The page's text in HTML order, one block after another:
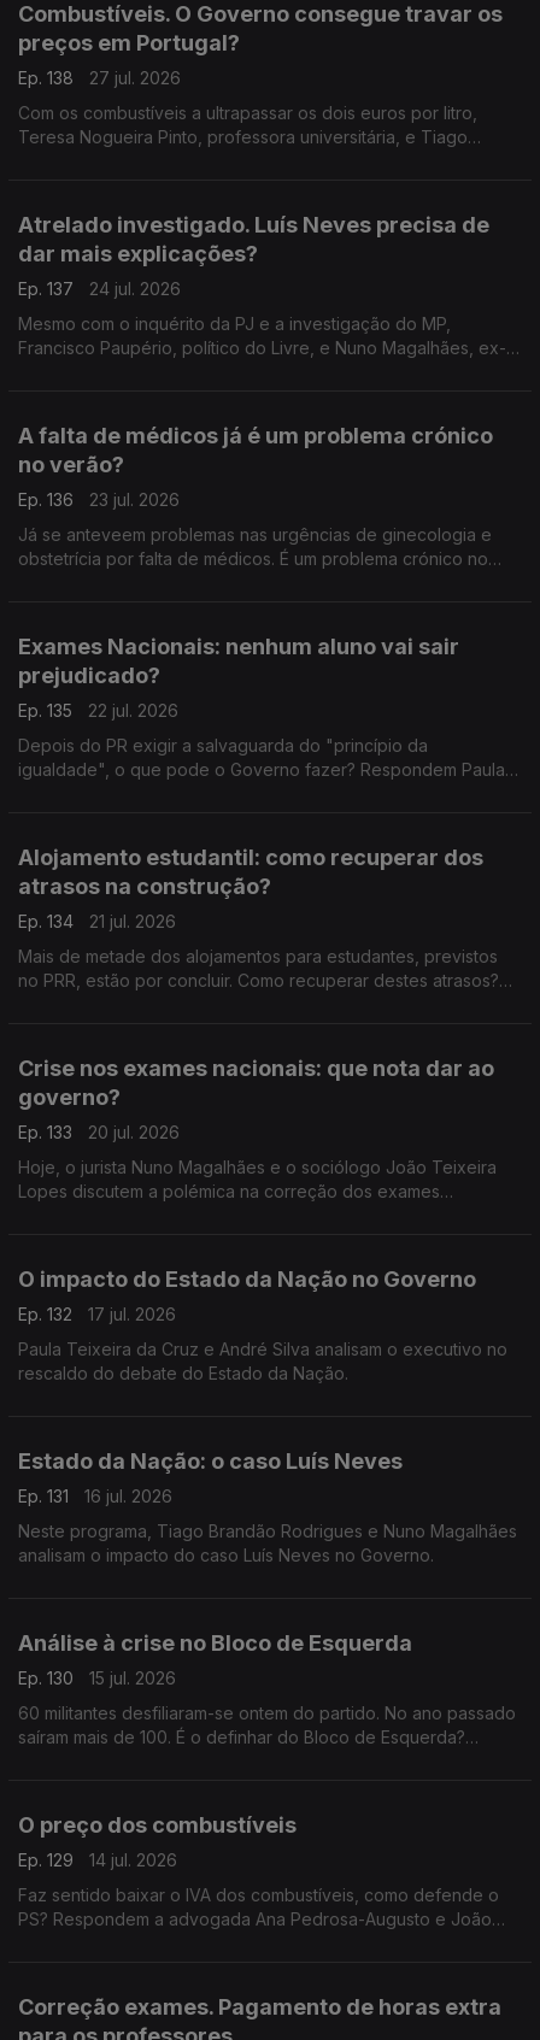
Combustíveis. O Governo consegue travar os
preços em Portugal?
Ep. 138
27 jul. 2026
Com os combustíveis a ultrapassar os dois euros por litro,
Teresa Nogueira Pinto, professora universitária, e Tiago
Atrelado investigado. Luís Neves precisa de
dar mais explicações?
Ep. 137
24 jul. 2026
Mesmo com o inquérito da PJ e a investigação do MP,
Francisco Paupério, político do Livre, e Nuno Magalhães, ex-
A falta de médicos já é um problema crónico
no verão?
Ep. 136
23 jul. 2026
Já se anteveem problemas nas urgências de ginecologia e
obstetrícia por falta de médicos. É um problema crónico no
Exames Nacionais: nenhum aluno vai sair
prejudicado?
Ep. 135
22 jul. 2026
Depois do PR exigir a salvaguarda do "princípio da
igualdade", o que pode o Governo fazer? Respondem Paula
Alojamento estudantil: como recuperar dos
atrasos na construção?
Ep. 134
21 jul. 2026
Mais de metade dos alojamentos para estudantes, previstos
no PRR, estão por concluir. Como recuperar destes atrasos?
Crise nos exames nacionais: que nota dar ao
governo?
Ep. 133
20 jul. 2026
Hoje, o jurista Nuno Magalhães e o sociólogo João Teixeira
Lopes discutem a polémica na correção dos exames
O impacto do Estado da Nação no Governo
Ep. 132
17 jul. 2026
Paula Teixeira da Cruz e André Silva analisam o executivo no
rescaldo do debate do Estado da Nação.
Estado da Nação: o caso Luís Neves
Ep. 131
16 jul. 2026
Neste programa, Tiago Brandão Rodrigues e Nuno Magalhães
analisam o impacto do caso Luís Neves no Governo.
Análise à crise no Bloco de Esquerda
Ep. 130
15 jul. 2026
60 militantes desfiliaram-se ontem do partido. No ano passado
saíram mais de 100. É o definhar do Bloco de Esquerda?
O preço dos combustíveis
Ep. 129
14 jul. 2026
Faz sentido baixar o IVA dos combustíveis, como defende o
PS? Respondem a advogada Ana Pedrosa-Augusto e João
Correção exames. Pagamento de horas extra